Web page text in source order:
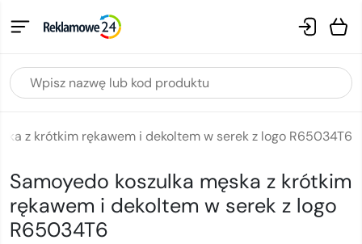
z krótkim rękawem i dekoltem w serek z logo R65034T6
Samoyedo koszulka męska z krótkim
rękawem i dekoltem w serek z logo
R65034T6